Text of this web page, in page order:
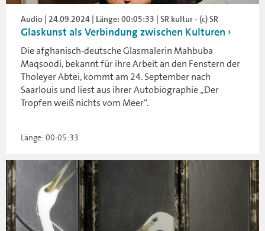
Audio | 24.09.2024 | Länge: 00:05:33 | SR kultur - (c) SR
Glaskunst als Verbindung zwischen Kulturen
Die afghanisch-deutsche Glasmalerin Mahbuba
Maqsoodi, bekannt für ihre Arbeit an den Fenstern der
Tholeyer Abtei, kommt am 24. September nach
Saarlouis und liest aus ihrer Autobiographie „Der
Tropfen weiß nichts vom Meer“.
Länge: 00:05:33